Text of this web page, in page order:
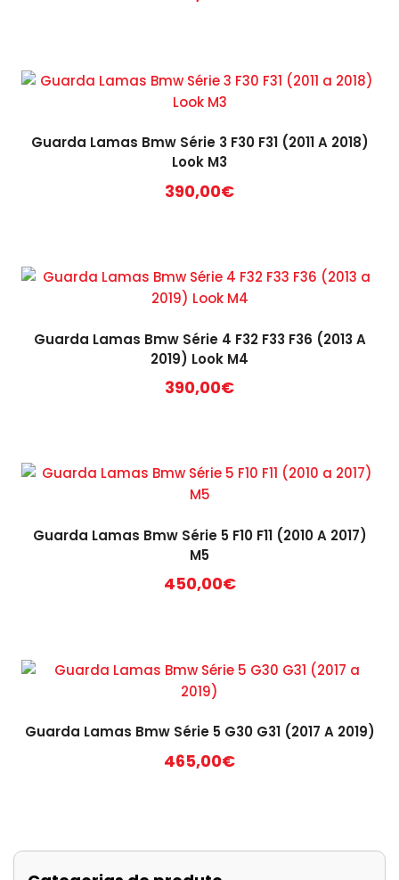
Guarda Lamas Bmw Série 3 F30 F31 (2011 A 2018)
Look M3
390,00€
Guarda Lamas Bmw Série 4 F32 F33 F36 (2013 A
2019) Look M4
390,00€
Guarda Lamas Bmw Série 5 F10 F11 (2010 A 2017)
M5
450,00€
Guarda Lamas Bmw Série 5 G30 G31 (2017 A 2019)
465,00€